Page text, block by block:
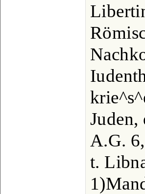
Juden,
A.G.
t.